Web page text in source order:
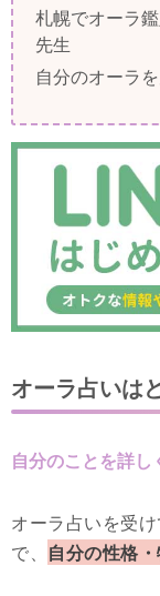
札幌でオーラ
先生
自分のオーラ
オーラ占いは
自分のことを詳し
オーラ占いを受
で、 自分の性格